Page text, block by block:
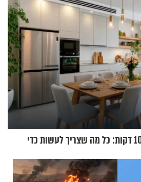
הבית יריח טוב יותר תוך 10 דקות: כל מה שצריך לעשות כדי